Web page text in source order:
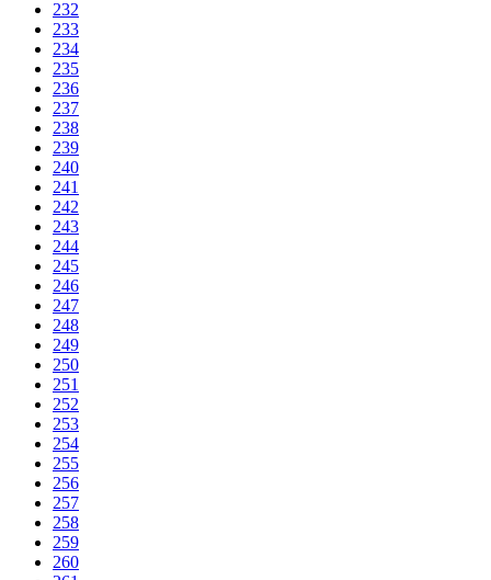
232
233
234
235
236
237
238
239
240
241
242
243
244
245
246
247
248
249
250
251
252
253
254
255
256
257
258
259
260